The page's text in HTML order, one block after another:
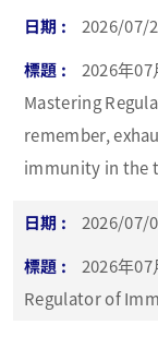
2026/07/
2026年
Mastering
remember,
immunity in the
2026/07/
2026年
Regulator of